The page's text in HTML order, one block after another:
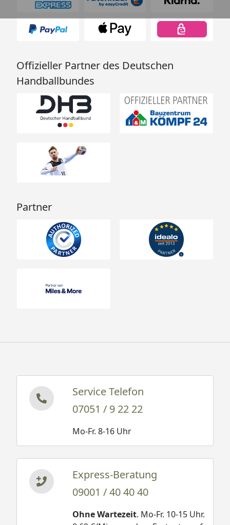
Offizieller Partner des Deutschen
Handballbundes
Partner
Service Telefon
07051 / 9 22 22
Mo-Fr. 8-16 Uhr
Express-Beratung
09001 / 40 40 40
Ohne Wartezeit. Mo-Fr. 10-15 Uhr.